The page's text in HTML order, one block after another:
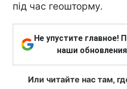
під час геошторму.
Не упустите главное!
наши
Или читайте нас там,